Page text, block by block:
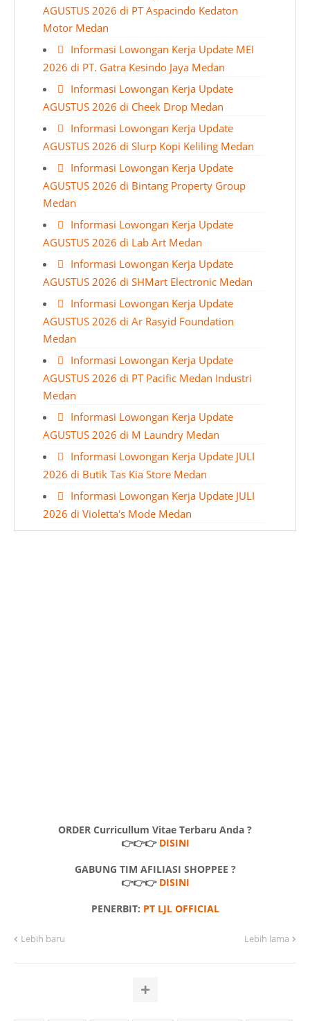
AGUSTUS 2026 di PT Aspacindo Kedaton
Motor Medan
Informasi Lowongan Kerja Update MEI
2026 di PT. Gatra Kesindo Jaya Medan
Informasi Lowongan Kerja Update
AGUSTUS 2026 di Cheek Drop Medan
Informasi Lowongan Kerja Update
AGUSTUS 2026 di Slurp Kopi Keliling Medan
Informasi Lowongan Kerja Update
AGUSTUS 2026 di Bintang Property Group
Medan
Informasi Lowongan Kerja Update
AGUSTUS 2026 di Lab Art Medan
Informasi Lowongan Kerja Update
AGUSTUS 2026 di SHMart Electronic Medan
Informasi Lowongan Kerja Update
AGUSTUS 2026 di Ar Rasyid Foundation
Medan
Informasi Lowongan Kerja Update
AGUSTUS 2026 di PT Pacific Medan Industri
Medan
Informasi Lowongan Kerja Update
AGUSTUS 2026 di M Laundry Medan
Informasi Lowongan Kerja Update JULI
2026 di Butik Tas Kia Store Medan
Informasi Lowongan Kerja Update JULI
2026 di Violetta's Mode Medan
ORDER Curricullum Vitae Terbaru Anda ?
👉👉👉 DISINI
GABUNG TIM AFILIASI SHOPPEE ?
👉👉👉 DISINI
PENERBIT: PT LJL OFFICIAL
Lebih baru Lebih lama